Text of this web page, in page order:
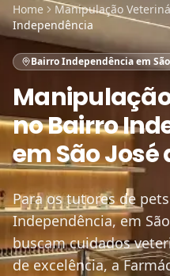
Home Manipulação
Independência
Bairro Independência em
noBairro
em São José
Para os tutores de
Independência, em
buscam cuidados
de excelência, a